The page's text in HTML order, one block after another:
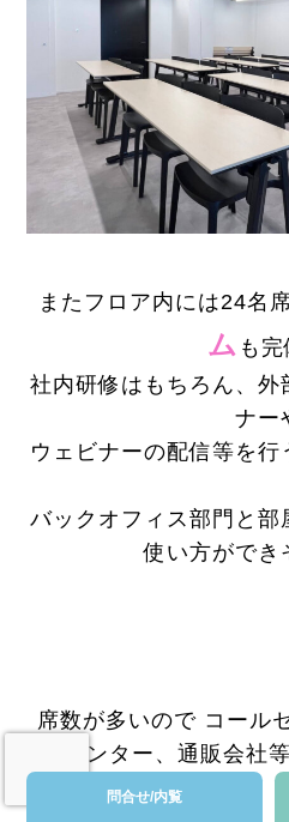
またフロア内には24名
ム も完
社内研修はもちろん、外
ナー
ウェビナーの配信等を行
バックオフィス部門と部
使い方がで
席数が多いので コール
センター、通販会社
問合せ/内覧